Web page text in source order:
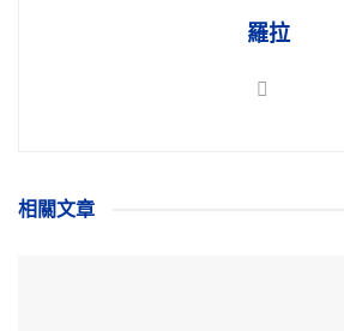
羅拉
相關文章